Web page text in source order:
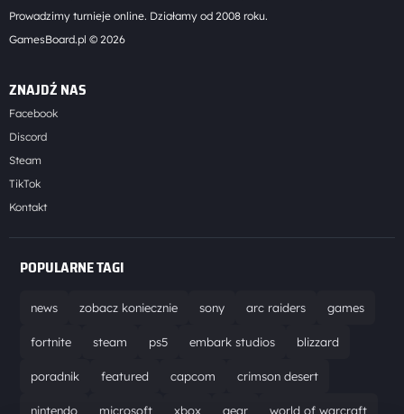
Prowadzimy turnieje online. Działamy od 2008 roku.
GamesBoard.pl © 2026
ZNAJDŹ NAS
Facebook
Discord
Steam
TikTok
Kontakt
POPULARNE TAGI
news zobacz koniecznie sony arc raiders games
fortnite steam ps5 embark studios blizzard
poradnik featured capcom crimson desert
nintendo microsoft xbox gear world of warcraft